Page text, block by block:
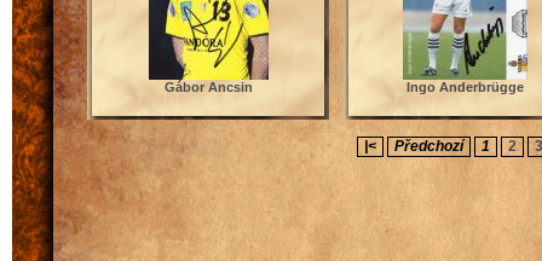
Gábor Ancsin Ingo Anderbrügge
|< Předchozí 1 2 3